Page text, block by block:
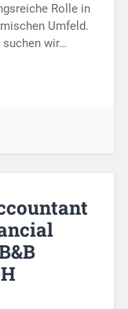
Rolle in
Umfeld.
suchen wir…